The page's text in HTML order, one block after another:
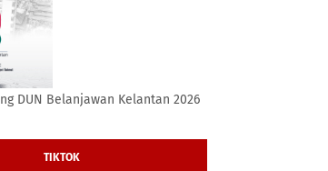
DUN Belanjawan Kelantan 2026
TIKTOK